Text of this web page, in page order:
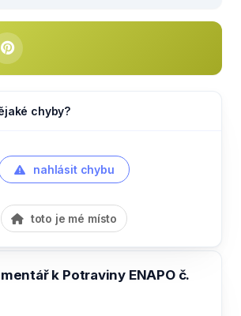
chyby?
nahlásit chybu
toto je mé místo
k Potraviny ENAPO č.